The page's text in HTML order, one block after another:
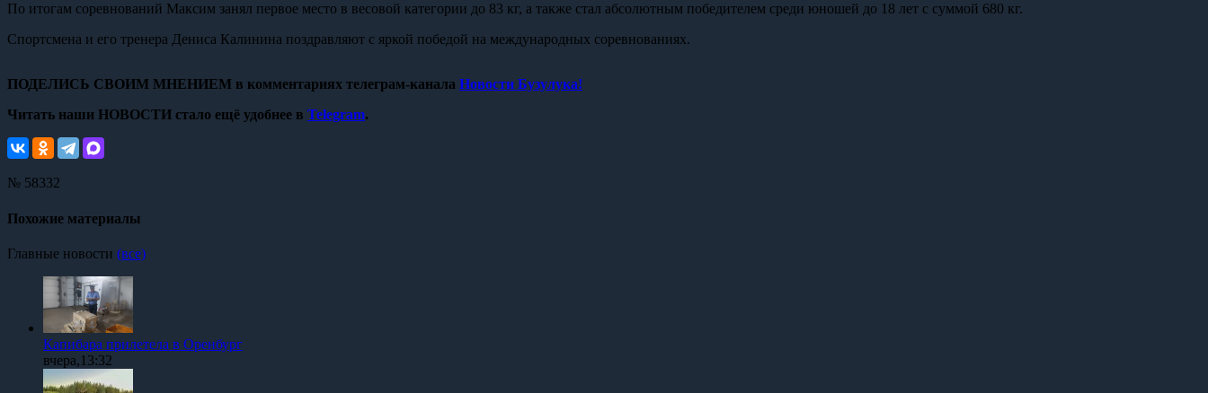
По итогам соревнований Максим занял первое место в весовой категории до 83 кг, а также стал абсолютным победителем среди юношей до 18 лет с суммой 680 кг.
Спортсмена и его тренера Дениса Калинина поздравляют с яркой победой на международных соревнованиях.
ПОДЕЛИСЬ СВОИМ МНЕНИЕМ в комментариях телеграм-канала Новости Бузулука!
Читать наши НОВОСТИ стало ещё удобнее в Telegram.
№ 58332
Похожие материалы
Главные новости (все)
Капибара прилетела в Оренбург
вчера,13:32